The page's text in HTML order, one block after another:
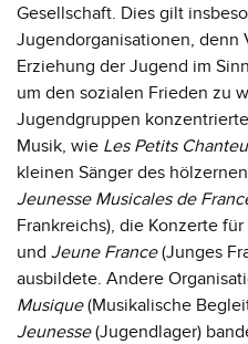
Gesellschaft. Dies gilt
Jugendorganisationen, denn
Erziehung der Jugend im
um den sozialen Frieden zu
Jugendgruppen
Musik, wie Les Petits
kleinen Sänger des
Jeunesse Musicales de
Frankreichs), die Konzerte für
und Jeune France(Junges
ausbildete. Andere
Musique(Musikalische
Jeunesse(Jugendlager)